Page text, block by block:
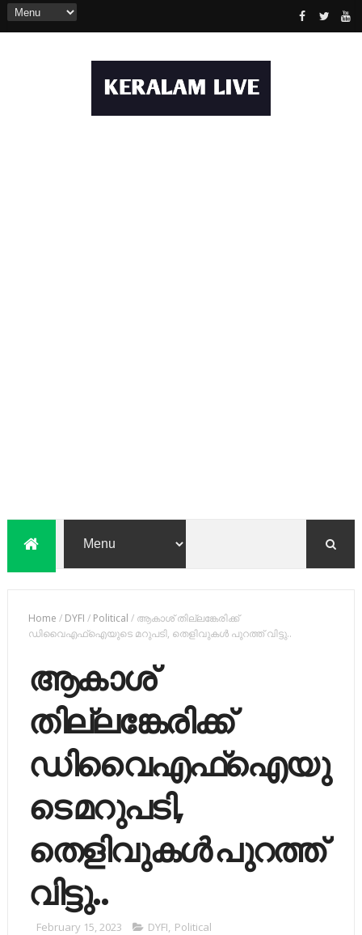
Home / DYFI / Political / ആകാശ് തില്ലങ്കേരിക്ക്
ഡിവൈഎഫ്ഐയുടെ മറുപടി, തെളിവുകൾ പുറത്ത് വിട്ടു..
ആകാശ്
തില്ലങ്കേരിക്ക്
ഡിവൈഎഫ്ഐയു
ടെ മറുപടി,
തെളിവുകൾ പുറത്ത്
വിട്ടു..
February 15, 2023 DYFI, Political